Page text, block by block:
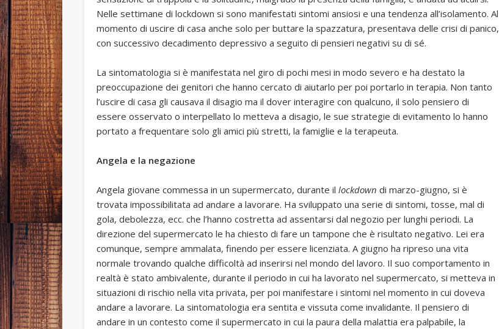
Nelle settimane di lockdown si sono manifestati sintomi ansiosi e una tendenza all’isolamento. Al
momento di uscire di casa anche solo per buttare la spazzatura, presentava delle crisi di panico,
con successivo decadimento depressivo a seguito di pensieri negativi su di sé.
La sintomatologia si è manifestata nel giro di pochi mesi in modo severo e ha destato la
preoccupazione dei genitori che hanno cercato di aiutarlo per poi portarlo in terapia. Non tanto
l’uscire di casa gli causava il disagio ma il dover interagire con qualcuno, il solo pensiero di
essere osservato o interpellato lo metteva a disagio, le sue strategie di evitamento lo hanno
portato a frequentare solo gli amici più stretti, la famiglie e la terapeuta.
Angela e la negazione
Angela giovane commessa in un supermercato, durante illockdown di marzo-giugno, si è
trovata impossibilitata ad andare a lavorare. Ha sviluppato una serie di sintomi, tosse, mal di
gola, debolezza, ecc. che l’hanno costretta ad assentarsi dal negozio per lunghi periodi. La
direzione del supermercato le ha chiesto di fare un tampone che è risultato negativo. Lei era
comunque, sempre ammalata, finendo per essere licenziata. A giugno ha ripreso una vita
normale trovando qualche difficoltà ad inserirsi nel mondo del lavoro. Il suo comportamento in
realtà è stato ambivalente, durante il periodo in cui ha lavorato nel supermercato, si metteva in
situazioni di rischio nella vita privata, per poi manifestare i sintomi nel momento in cui doveva
andare a lavorare. La sintomatologia era sentita e vissuta come invalidante. Il pensiero di
andare in un contesto come il supermercato in cui la paura della malattia era palpabile, la